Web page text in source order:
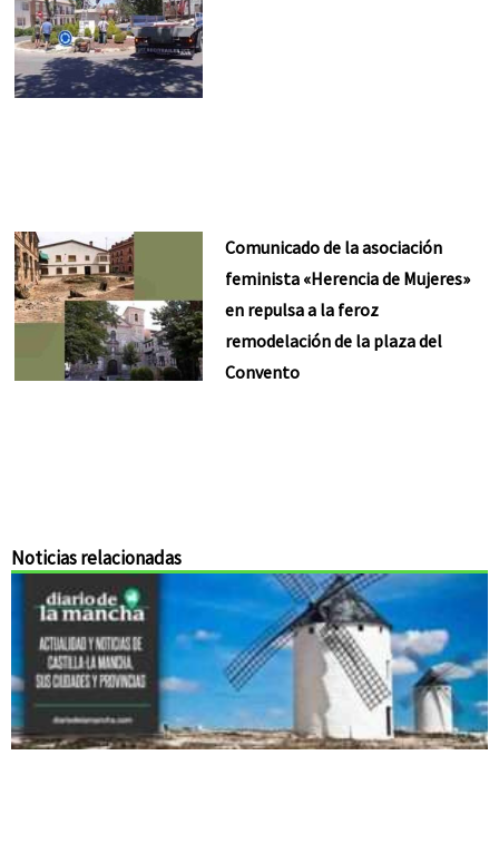
Comunicado de la asociación
feminista «Herencia de Mujeres»
en repulsa a la feroz
remodelación de la plaza del
Convento
Noticias relacionadas